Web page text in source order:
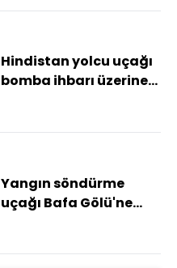
Hindistan yolcu uçağı
bomba ihbarı üzerine
sürüyor mu?
Yangın söndürme
uçağı Bafa Gölü'ne